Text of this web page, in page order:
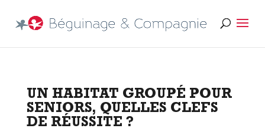
UN HABITAT GROUPÉ POUR
SENIORS, QUELLES CLEFS
DE RÉUSSITE ?